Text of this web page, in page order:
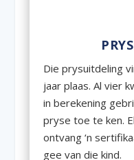
Die prysuitdeling
jaar plaas. Al vier
in berekening
pryse toe te ken.
ontvang ‘n
gee van die kind.